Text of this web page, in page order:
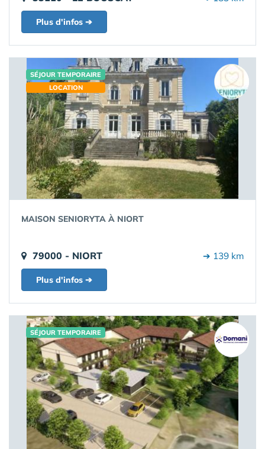
Plus d'infos ➔
SÉJOUR TEMPORAIRE
LOCATION
MAISON SENIORYTA À NIORT
79000 - NIORT ➔ 139 km
Plus d'infos ➔
SÉJOUR TEMPORAIRE